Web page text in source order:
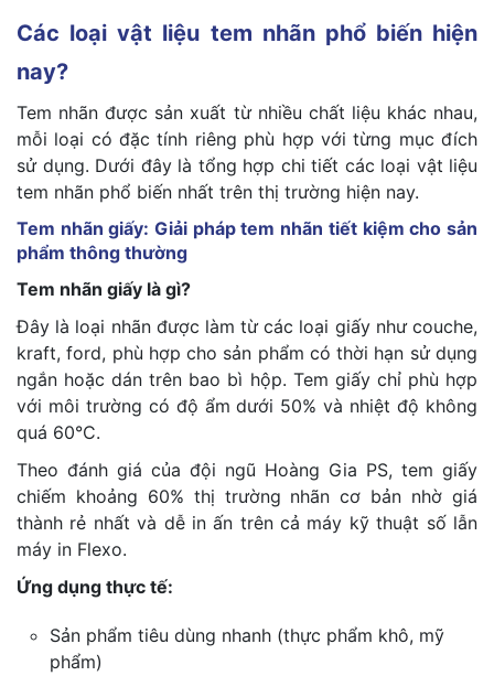
Các loại vật liệu tem nhãn phổ biến hiện
nay?
Tem nhãn được sản xuất từ nhiều chất liệu khác nhau,
mỗi loại có đặc tính riêng phù hợp với từng mục đích
sử dụng. Dưới đây là tổng hợp chi tiết các loại vật liệu
tem nhãn phổ biến nhất trên thị trường hiện nay.
Tem nhãn giấy: Giải pháp tem nhãn tiết kiệm cho sản
phẩm thông thường
Tem nhãn giấy là gì?
Đây là loại nhãn được làm từ các loại giấy như couche,
kraft, ford, phù hợp cho sản phẩm có thời hạn sử dụng
ngắn hoặc dán trên bao bì hộp. Tem giấy chỉ phù hợp
với môi trường có độ ẩm dưới 50% và nhiệt độ không
quá 60°C.
Theo đánh giá của đội ngũ Hoàng Gia PS, tem giấy
chiếm khoảng 60% thị trường nhãn cơ bản nhờ giá
thành rẻ nhất và dễ in ấn trên cả máy kỹ thuật số lẫn
máy in Flexo.
Ứng dụng thực tế:
Sản phẩm tiêu dùng nhanh (thực phẩm khô, mỹ
phẩm)